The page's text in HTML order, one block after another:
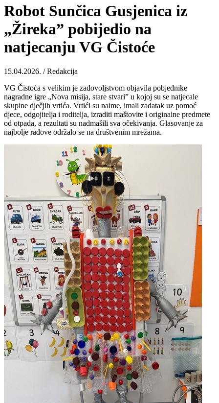
Robot Sunčica Gusjenica iz
„Žireka” pobijedio na
natjecanju VG Čistoće
15.04.2026. / Redakcija
VG Čistoća s velikim je zadovoljstvom objavila pobjednike
nagradne igre „Nova misija, stare stvari” u kojoj su se natjecale
skupine dječjih vrtića. Vrtići su naime, imali zadatak uz pomoć
djece, odgojitelja i roditelja, izraditi maštovite i originalne predmete
od otpada, a rezultati su nadmašili sva očekivanja. Glasovanje za
najbolje radove održalo se na društvenim mrežama.